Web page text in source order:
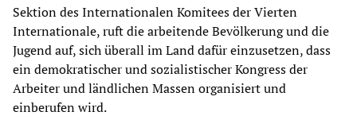
Sektion des Internationalen Komitees der Vierten
Internationale, ruft die arbeitende Bevölkerung und die
Jugend auf, sich überall im Land dafür einzusetzen, dass
ein demokratischer und sozialistischer Kongress der
Arbeiter und ländlichen Massen organisiert und
einberufen wird.